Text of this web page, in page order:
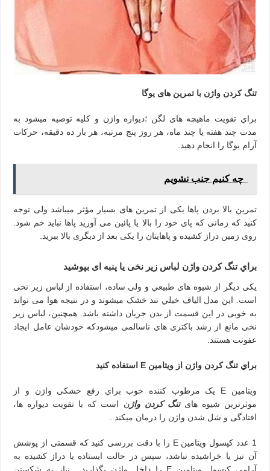
تنگ کردن واژن با تمرین های یوگا
براي تقویت ماهیچه های لگن ؛دیواره واژن و کلیه توصیه ميشود به
مدت چند هفته یا چند ماه، هر روز پنج مرتبه، هر بار ده دقیقه، حرکات
آرام یوگا را انجام دهید.
چه کنیم جنب نشویم
تمرین بالا بردن پاها یکی از تمرین های بسیار مؤثر میباشد ولی توجه
کنید که زمانی که پای خود را بالا یا پائین می آورید پاها نباید خم شود.
روی زمین دراز کشیده و پاهایتان را یکی بعد از دیگری بالا ببرید.
براي تنگ کردن واژن لباس زیر نخی یا پنبه ای بپوشید
یکی ديگر از شیوه های طبيعي و ولی ساده، استفاده از لباس زیر نخی
است. این مدل الیاف خيلي تند خشک میشوند و در نتيجه هوا می تواند
به خوبی در این قسمت از بدن جریان داشته باشد. همچنين، لباس زیر
نخی مانع از رشد باکتری های ناسالمی ميشودکه خودشان عامل ایجاد
عفونت هستند.
براي تنگ کردن واژن از ویتامین E استفاده کنید
ویتامین E یک مرطوب کننده خوب براي رفع خشکی واژن و از
موثرترین شیوه هایتنگ کردن واژن است که با تقویت دیواره ها،
افتادگی و شل شدن واژن را درمان ميکند .
1 عدد کپسول ویتامین E را با دقت بررسی کنید که قسمتی از پوشش
آن تیز یا خراشیده نباشد، سپس در حالت ایستاده یا دراز کشیده به